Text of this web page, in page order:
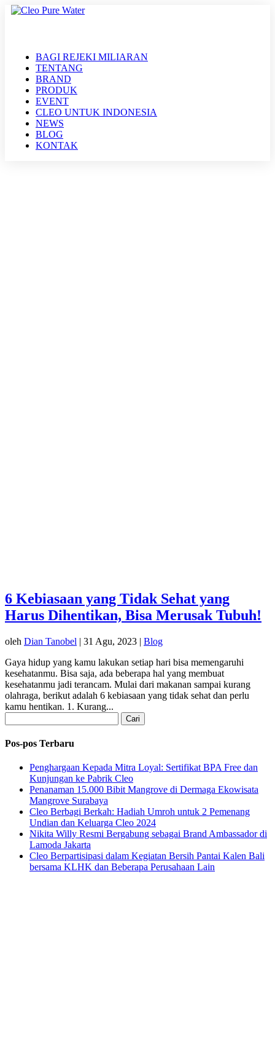
BAGI REJEKI MILIARAN
TENTANG
BRAND
PRODUK
EVENT
CLEO UNTUK INDONESIA
NEWS
BLOG
KONTAK
6 Kebiasaan yang Tidak Sehat yang
Harus Dihentikan, Bisa Merusak Tubuh!
oleh Dian Tanobel | 31 Agu, 2023 | Blog
Gaya hidup yang kamu lakukan setiap hari bisa memengaruhi
kesehatanmu. Bisa saja, ada beberapa hal yang membuat
kesehatanmu jadi terancam. Mulai dari makanan sampai kurang
olahraga, berikut adalah 6 kebiasaan yang tidak sehat dan perlu
kamu hentikan. 1. Kurang...
untuk:
Pos-pos Terbaru
Penghargaan Kepada Mitra Loyal: Sertifikat BPA Free dan
Kunjungan ke Pabrik Cleo
Penanaman 15.000 Bibit Mangrove di Dermaga Ekowisata
Mangrove Surabaya
Cleo Berbagi Berkah: Hadiah Umroh untuk 2 Pemenang
Undian dan Keluarga Cleo 2024
Nikita Willy Resmi Bergabung sebagai Brand Ambassador di
Lamoda Jakarta
Cleo Berpartisipasi dalam Kegiatan Bersih Pantai Kalen Bali
bersama KLHK dan Beberapa Perusahaan Lain